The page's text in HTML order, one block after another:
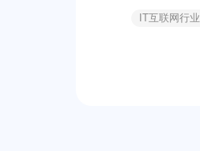
IT互联网行业